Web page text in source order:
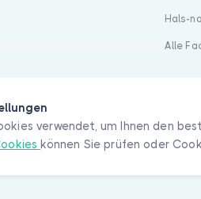
verwendet, um Ihnen den
können Sie prüfen oder
Hals-
Alle
vorbehalten